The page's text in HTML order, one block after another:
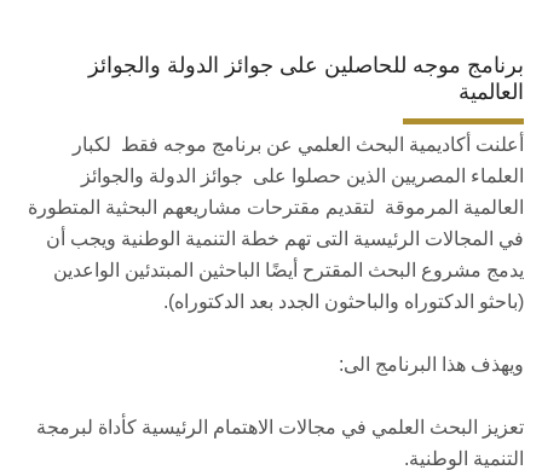
تواصل معنا
سياسات جامعة عين شمس
إستراتيجية التعليم والتعلم (الجامعة)
برنامج موجه للحاصلين على جوائز الدولة والجوائز
العالمية
أعلنت أكاديمية البحث العلمي عن برنامج موجه فقط لكبار
العلماء المصريين الذين حصلوا على جوائز الدولة والجوائز
العالمية المرموقة لتقديم مقترحات مشاريعهم البحثية المتطورة
في المجالات الرئيسية التى تهم خطة التنمية الوطنية ويجب أن
يدمج مشروع البحث المقترح أيضًا الباحثين المبتدئين الواعدين
(باحثو الدكتوراه والباحثون الجدد بعد الدكتوراه).
ويهذف هذا البرنامج الى:
تعزيز البحث العلمي في مجالات الاهتمام الرئيسية كأداة لبرمجة
التنمية الوطنية.